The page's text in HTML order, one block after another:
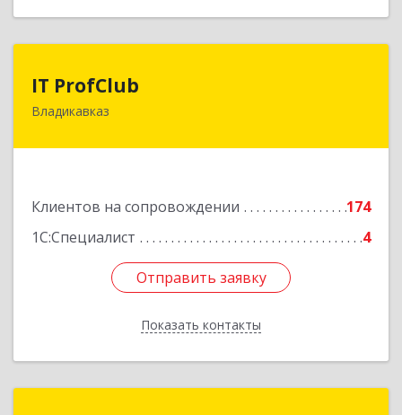
IT ProfClub
Владикавказ
Клиентов на сопровождении
174
1С:Специалист
4
Отправить заявку
Показать контакты
362045, Северная Осетия - Алания Респ,
Подробнее
Отправить заявку
Назад